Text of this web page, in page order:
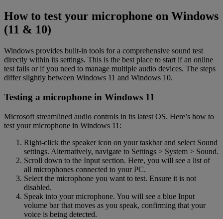
How to test your microphone on Windows
(11 & 10)
Windows provides built-in tools for a comprehensive sound test
directly within its settings. This is the best place to start if an online
test fails or if you need to manage multiple audio devices. The steps
differ slightly between Windows 11 and Windows 10.
Testing a microphone in Windows 11
Microsoft streamlined audio controls in its latest OS. Here’s how to
test your microphone in Windows 11:
Right-click the speaker icon on your taskbar and select Sound
settings. Alternatively, navigate to Settings > System > Sound.
Scroll down to the Input section. Here, you will see a list of
all microphones connected to your PC.
Select the microphone you want to test. Ensure it is not
disabled.
Speak into your microphone. You will see a blue Input
volume bar that moves as you speak, confirming that your
voice is being detected.